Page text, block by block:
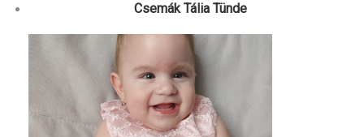
Csemák Tália Tünde